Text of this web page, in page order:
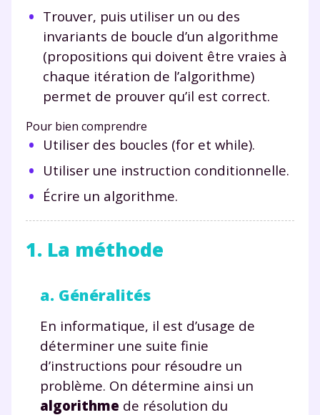
Trouver, puis utiliser un ou des
invariants de boucle d’un algorithme
(propositions qui doivent être vraies à
chaque itération de l’algorithme)
permet de prouver qu’il est correct.
Pour bien comprendre
Utiliser des boucles (for et while).
Utiliser une instruction conditionnelle.
Écrire un algorithme.
1. La méthode
a. Généralités
En informatique, il est d’usage de
déterminer une suite finie
d’instructions pour résoudre un
problème. On détermine ainsi un
algorithme de résolution du